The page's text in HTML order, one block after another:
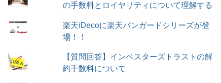
の手数料とロイヤリティについて理解する
楽天iDecoに楽天バンガードシリーズが登
場！！
【質問回答】インベスターズトラストの解
約手数料について